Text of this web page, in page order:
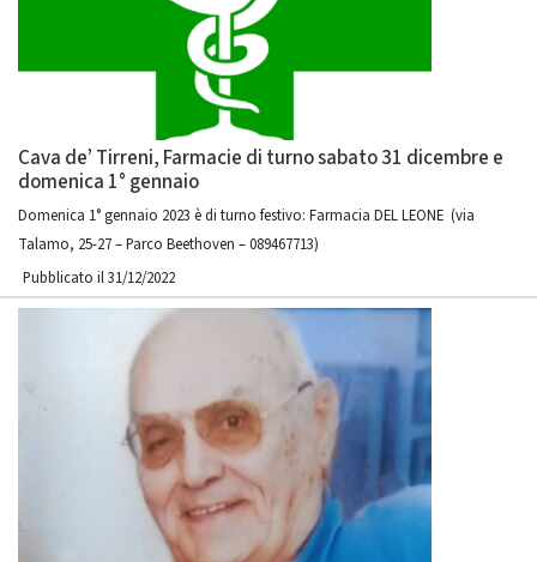
Cava de’ Tirreni, Farmacie di turno sabato 31 dicembre e
domenica 1° gennaio
Domenica 1° gennaio 2023 è di turno festivo: Farmacia DEL LEONE (via
Talamo, 25-27 – Parco Beethoven – 089467713)
Pubblicato il 31/12/2022